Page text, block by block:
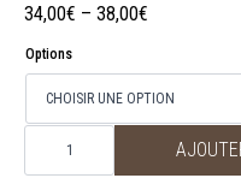
34,00€ – 38,00€
Plage
de
prix :
34,00€
Options
quantité
Suspension
pour